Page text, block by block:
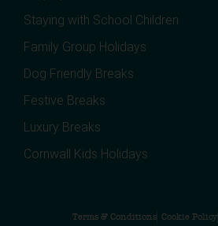
Staying with School Children
Family Group Holidays
Dog Friendly Breaks
Festive Breaks
Luxury Breaks
Cornwall Kids Holidays
Terms & Conditions Cookie Policy